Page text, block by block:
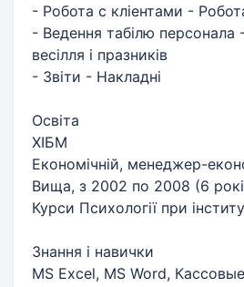
- Робота с кліентами -
- Ведення табілю персонала
весілля і празників
- Звіти - Накладні
Освіта
ХІБМ
Економічній, менеджер-
Вища, з 2002 по 2008 (6
Курси Психології при
Знання і навички
MS Excel, MS Word,